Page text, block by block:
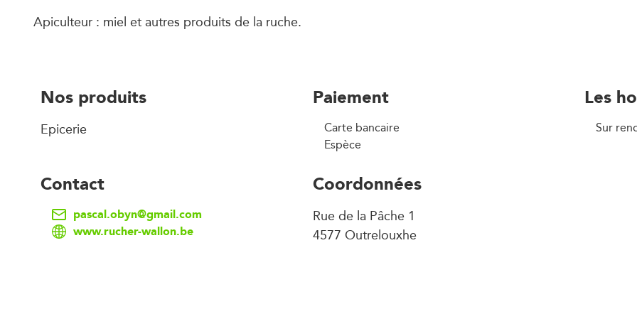
Apiculteur : miel et autres produits de la ruche.
Nos produits
Epicerie
Paiement
Carte bancaire
Espèce
Les
Sur
Contact
pascal.obyn@gmail.com
www.rucher-wallon.be
Coordonnées
Rue de la Pâche 1
4577 Outrelouxhe